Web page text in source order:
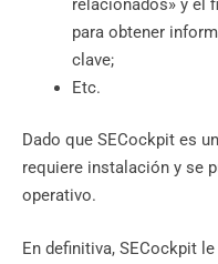
relacionados» y el
para obtener
clave;
Etc.
Dado que SECockpit es
requiere instalación y se
operativo.
En definitiva, SECockpit